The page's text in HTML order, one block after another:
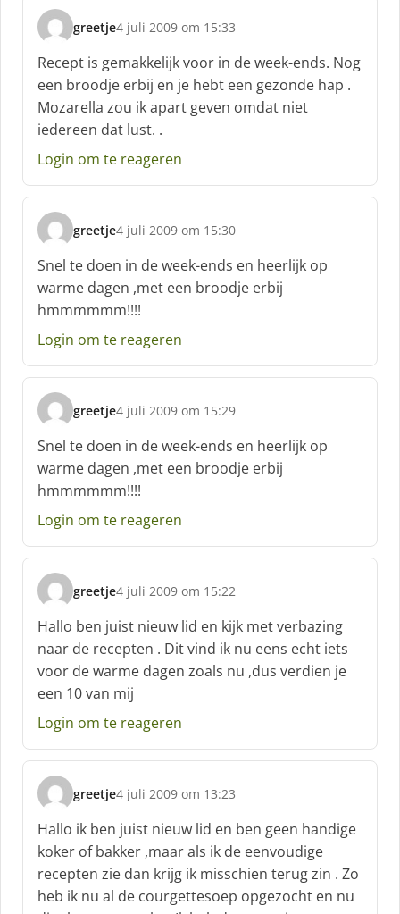
greetje
s
c
h
r
e
e
:
4 juli 2009 om 15:33
Recept is gemakkelijk voor in de week-ends. Nog
een broodje erbij en je hebt een gezonde hap .
Mozarella zou ik apart geven omdat niet
iedereen dat lust. .
Login om te reageren
greetje
s
c
h
r
e
e
:
4 juli 2009 om 15:30
Snel te doen in de week-ends en heerlijk op
warme dagen ,met een broodje erbij
hmmmmmm!!!!
Login om te reageren
greetje
s
c
h
r
e
e
:
4 juli 2009 om 15:29
Snel te doen in de week-ends en heerlijk op
warme dagen ,met een broodje erbij
hmmmmmm!!!!
Login om te reageren
greetje
s
c
h
r
e
e
:
4 juli 2009 om 15:22
Hallo ben juist nieuw lid en kijk met verbazing
naar de recepten . Dit vind ik nu eens echt iets
voor de warme dagen zoals nu ,dus verdien je
een 10 van mij
Login om te reageren
greetje
s
c
h
r
e
e
4 juli 2009 om 13:23
Hallo ik ben juist nieuw lid en ben geen handige
koker of bakker ,maar als ik de eenvoudige
recepten zie dan krijg ik misschien terug zin . Zo
heb ik nu al de courgettesoep opgezocht en nu